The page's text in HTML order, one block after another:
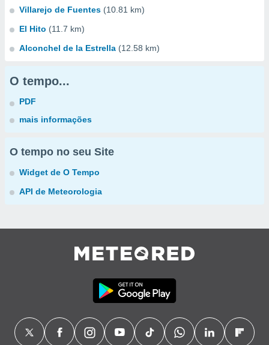
Villarejo de Fuentes (10.81 km)
El Hito (11.7 km)
Alconchel de la Estrella (12.58 km)
O tempo...
PDF
mais informações
O tempo no seu Site
Widget de O Tempo
API de Meteorologia